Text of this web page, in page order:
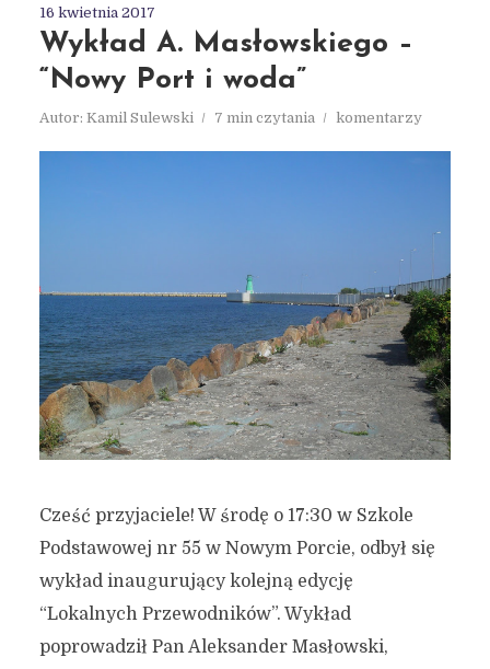
16 kwietnia 2017
Wykład A. Masłowskiego –
“Nowy Port i woda”
Autor: Kamil Sulewski 7 min czytania komentarzy
Cześć przyjaciele! W środę o 17:30 w Szkole
Podstawowej nr 55 w Nowym Porcie, odbył się
wykład inaugurujący kolejną edycję
“Lokalnych Przewodników”. Wykład
poprowadził Pan Aleksander Masłowski,